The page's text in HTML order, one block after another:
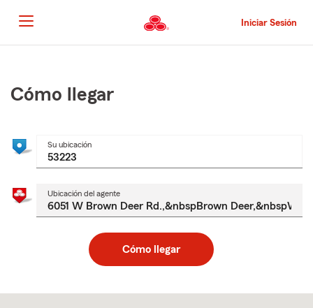
al
contenido
principal
Iniciar Sesión
principal
Cómo llegar
Su ubicación
Ubicación del agente
Cómo llegar
to